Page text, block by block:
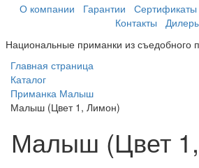
О компании
Гарантии Сертификаты
Контакты
Национальные приманки из съедобного
Главная страница
Каталог
Приманка Малыш
Малыш (Цвет 1, Лимон)
Малыш (Цвет